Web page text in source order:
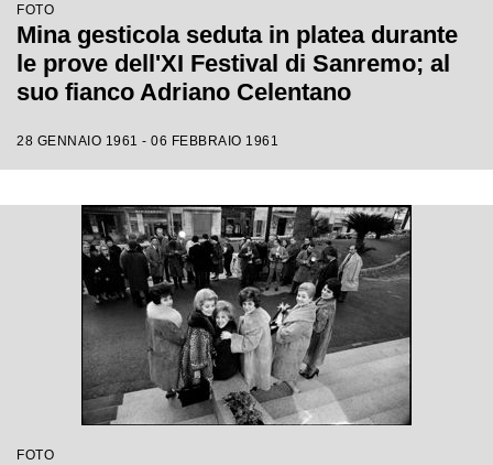
FOTO
Mina gesticola seduta in platea durante
le prove dell'XI Festival di Sanremo; al
suo fianco Adriano Celentano
28 GENNAIO 1961 - 06 FEBBRAIO 1961
FOTO